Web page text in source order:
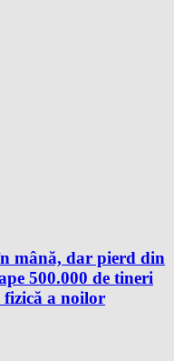
mână, dar pierd din
500.000 de tineri
fizică a noilor